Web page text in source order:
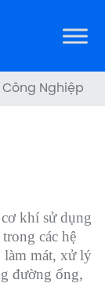
Công Nghiệp
khí sử dụng
các hệ
làm mát, xử lý
đường ống,